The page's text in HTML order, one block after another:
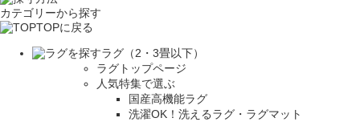
カテゴリーから探す
TOPに戻る
ラグ（2・3畳以下）
ラグトップページ
人気特集で選ぶ
国産高機能ラグ
洗濯OK！洗えるラグ・ラグマット